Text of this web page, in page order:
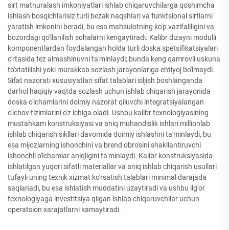
sirt matnuralash imkoniyatlari ishlab chiqaruvchilarga qo'shimcha
ishlash bosqichlarisiz turli bezak naqshlari va funktsional sirtlarni
yaratish imkonini beradi, bu esa mahsulotning ko'p vazifaliligini va
bozordagi qo'llanilish sohalarni kengaytiradi. Kalibr dizayni modulli
komponentlardan foydalangan holda turli doska spetsifikatsiyalari
o'rtasida tez almashinuvni ta'minlaydi; bunda keng qamrovli uskuna
to'xtatilishi yoki murakkab sozlash jarayonlariga ehtiyoj bo'lmaydi.
Sifat nazorati xususiyatlari sifat talablari siljish boshlanganda
darhol haqiqiy vaqtda sozlash uchun ishlab chiqarish jarayonida
doska o'lchamlarini doimiy nazorat qiluvchi integratsiyalangan
o'lchov tizimlarini o'z ichiga oladi. Ushbu kalibr texnologiyasining
mustahkam konstruksiyasi va aniq muhandislik ishlari millionlab
ishlab chiqarish sikllari davomida doimiy ishlashni ta'minlaydi, bu
esa mijozlarning ishonchini va brend obro'sini shakllantiruvchi
ishonchli o'lchamlar aniqligini ta'minlaydi. Kalibr konstruksiyasida
ishlatilgan yuqori sifatli materiallar va aniq ishlab chiqarish usullari
tufayli uning texnik xizmat ko'rsatish talablari minimal darajada
saqlanadi, bu esa ishlatish muddatini uzaytiradi va ushbu ilg'or
texnologiyaga investitsiya qilgan ishlab chiqaruvchilar uchun
operatsion xarajatlarni kamaytiradi.